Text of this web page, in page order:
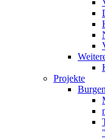
Projekte